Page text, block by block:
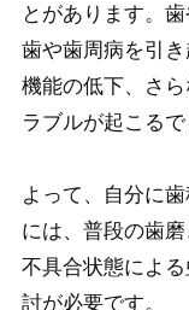
とがあります。
歯や歯周病を引
機能の低下、さ
ラブルが起こるで
よって、自分に
には、普段の歯
不具合状態によ
討が必要です。